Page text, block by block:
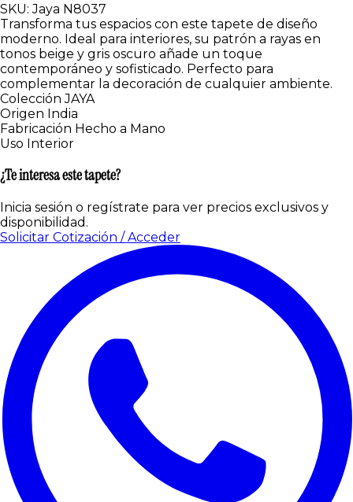
SKU: Jaya N8037
Transforma tus espacios con este tapete de diseño
moderno. Ideal para interiores, su patrón a rayas en
tonos beige y gris oscuro añade un toque
contemporáneo y sofisticado. Perfecto para
complementar la decoración de cualquier ambiente.
ColecciónJAYA
Origen India
Fabricación Hecho a Mano
Uso Interior
¿Te interesa este tapete?
Inicia sesión o regístrate para ver precios exclusivos y
disponibilidad.
Solicitar Cotización / Acceder